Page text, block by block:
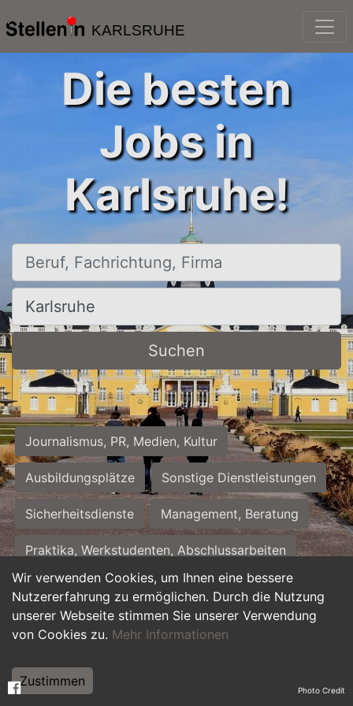
KARLSRUHE
Wir verwenden Cookies, um Ihnen eine bessere
Nutzererfahrung zu ermöglichen. Durch die Nutzung
unserer Webseite stimmen Sie unserer Verwendung
von Cookies zu. Mehr Informationen
Zustimmen
Die besten
Jobs in
Karlsruhe!
Beruf, Fachrichtung, Firma
Ort, Stadt
Suchen
Journalismus, PR, Medien, Kultur
Ausbildungsplätze Sonstige Dienstleistungen
Sicherheitsdienste Management, Beratung
Praktika, Werkstudenten, Abschlussarbeiten
Personalwesen Assistenz, Sekretariat
Hilfskräfte, Aushilfs- und Nebenjobs
Weiterbildung, Studium, duale Ausbildung Photo Credit